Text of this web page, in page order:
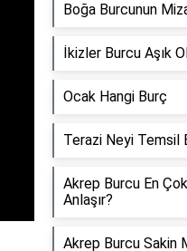
Boğa Burcunun
İkizler Burcu Aşık
Ocak Hangi Burç
Terazi Neyi Temsil
Akrep Burcu En
Anlaşır?
Akrep Burcu Sakin